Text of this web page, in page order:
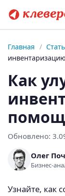
Главная /
Как
Обновлено:
Олег
Бизнес-
Узнайте, как